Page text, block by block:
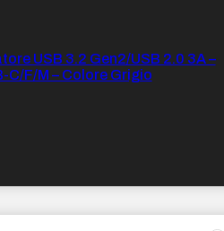
USB 3.2 Gen2/USB 2.0 3A –
C/F/M – Colore Grigio